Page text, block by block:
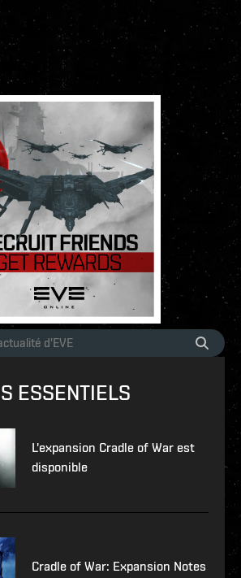
ESSENTIELS
L'expansion Cradle of War est
disponible
Cradle of War: Expansion Notes